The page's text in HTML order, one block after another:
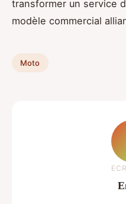
transformer un service
modèle commercial
Moto